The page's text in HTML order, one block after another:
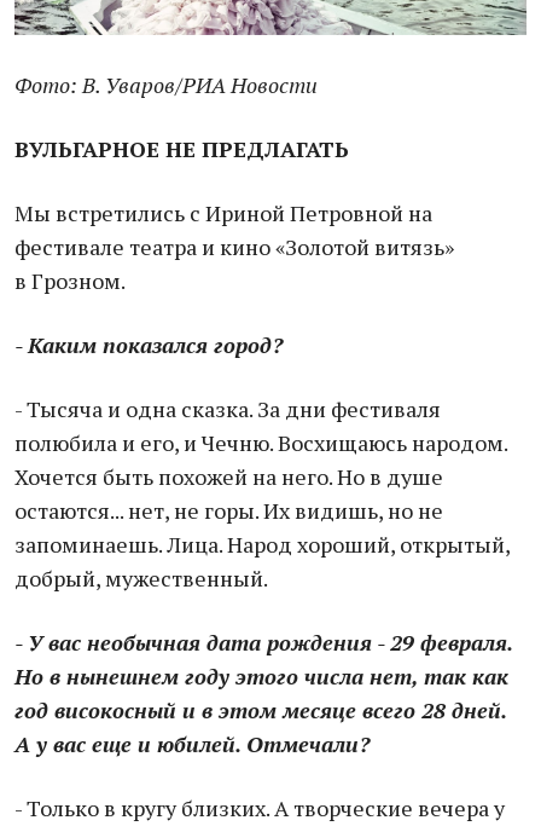
Фото: В. Уваров/РИА Новости
ВУЛЬГАРНОЕ НЕ ПРЕДЛАГАТЬ
Мы встретились с Ириной Петровной на
фестивале театра и кино «Золотой витязь»
в Грозном.
- Каким показался город?
- Тысяча и одна сказка. За дни фестиваля
полюбила и его, и Чечню. Восхищаюсь народом.
Хочется быть похожей на него. Но в душе
остаются... нет, не горы. Их видишь, но не
запоминаешь. Лица. Народ хороший, открытый,
добрый, мужественный.
- У вас необычная дата рождения - 29 февраля.
Но в нынешнем году этого числа нет, так как
год високосный и в этом месяце всего 28 дней.
А у вас еще и юбилей. Отмечали?
- Только в кругу близких. А творческие вечера у